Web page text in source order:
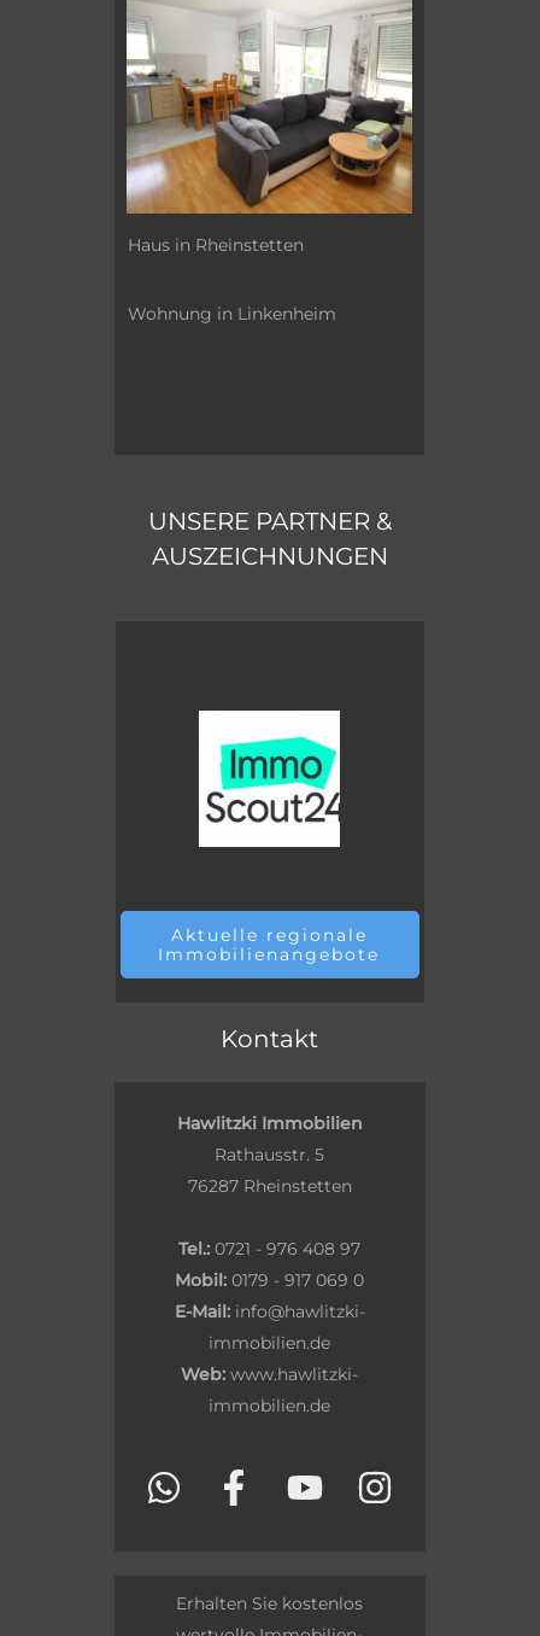
Haus in Rheinstetten
Wohnung in Linkenheim
UNSERE PARTNER &
AUSZEICHNUNGEN
Aktuelle regionale
Immobilienangebote
Kontakt
Hawlitzki Immobilien
Rathausstr. 5
76287 Rheinstetten
Tel.: 0721 - 976 408 97
Mobil: 0179 - 917 069 0
E-Mail:info@hawlitzki-
immobilien.de
Web: www.hawlitzki-
immobilien.de
Erhalten Sie kostenlos